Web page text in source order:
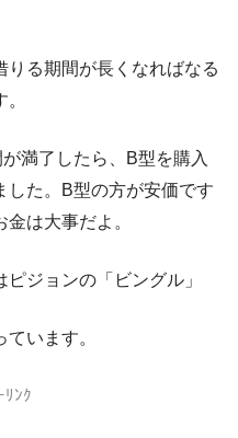
りる期間が長くなればなる
満了したら、B型を購入
した。B型の方が安価です
は大事だよ。
ジョンの「ビングル」
います。
ﾘﾝｸ